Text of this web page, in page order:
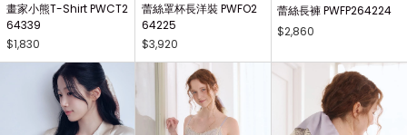
畫家小熊T-Shirt PWCT2
64339
$1,830
蕾絲罩杯長洋裝 PWFO2
64225
$3,920
蕾絲長褲 PWFP264224
$2,860